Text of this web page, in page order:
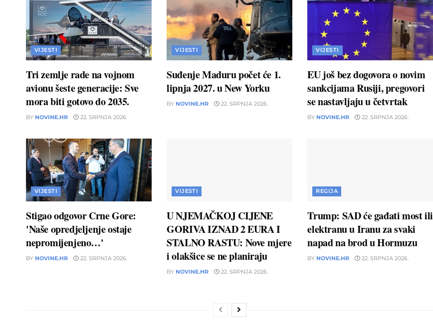
VIJESTI
Tri zemlje rade na vojnom
avionu šeste generacije: Sve
mora biti gotovo do 2035.
BY NOVINE.HR 22. SRPNJA 2026.
VIJESTI
Suđenje Maduru počet će 1.
lipnja 2027. u New Yorku
BY NOVINE.HR 22. SRPNJA 2026.
VIJESTI
EU još bez dogovora o novim
sankcijama Rusiji, pregovori
se nastavljaju u četvrtak
BY NOVINE.HR 22. SRPNJA 2026.
VIJESTI
Stigao odgovor Crne Gore:
'Naše opredjeljenje ostaje
nepromijenjeno…'
BY NOVINE.HR 22. SRPNJA 2026.
VIJESTI
U NJEMAČKOJ CIJENE
GORIVA IZNAD 2 EURA I
STALNO RASTU: Nove mjere
i olakšice se ne planiraju
BY NOVINE.HR 22. SRPNJA 2026.
REGIJA
Trump: SAD će gađati most ili
elektranu u Iranu za svaki
napad na brod u Hormuzu
BY NOVINE.HR 22. SRPNJA 2026.